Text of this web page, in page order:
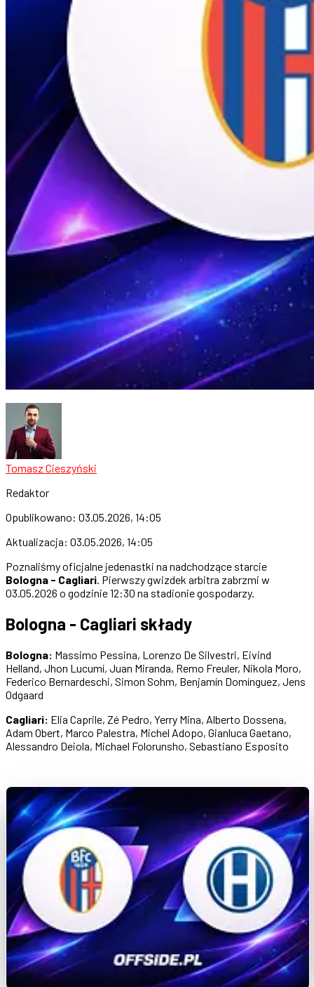
Tomasz Cieszyński
Redaktor
Opublikowano: 03.05.2026, 14:05
Aktualizacja: 03.05.2026, 14:05
Poznaliśmy oficjalne jedenastki na nadchodzące starcie
Bologna - Cagliari. Pierwszy gwizdek arbitra zabrzmi w
03.05.2026 o godzinie 12:30 na stadionie gospodarzy.
Bologna - Cagliari składy
Bologna: Massimo Pessina, Lorenzo De Silvestri, Eivind
Helland, Jhon Lucumí, Juan Miranda, Remo Freuler, Nikola Moro,
Federico Bernardeschi, Simon Sohm, Benjamín Domínguez, Jens
Odgaard
Cagliari: Elia Caprile, Zé Pedro, Yerry Mina, Alberto Dossena,
Adam Obert, Marco Palestra, Michel Adopo, Gianluca Gaetano,
Alessandro Deiola, Michael Folorunsho, Sebastiano Esposito